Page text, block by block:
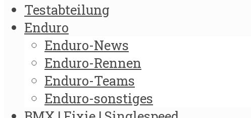
Testabteilung
Enduro
Enduro-News
Enduro-Rennen
Enduro-Teams
Enduro-sonstiges